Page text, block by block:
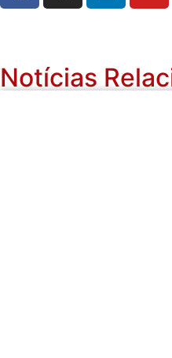
Notícias